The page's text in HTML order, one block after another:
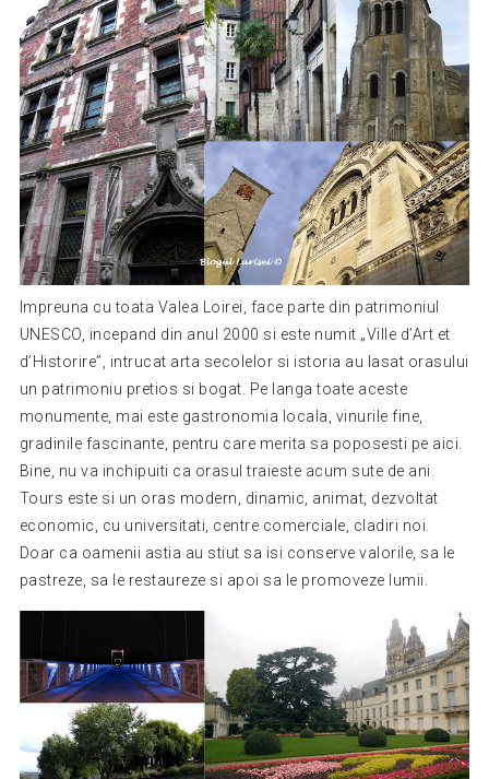
Impreuna cu toata Valea Loirei, face parte din patrimoniul
UNESCO, incepand din anul 2000 si este numit „Ville d’Art et
d’Historire”, intrucat arta secolelor si istoria au lasat orasului
un patrimoniu pretios si bogat. Pe langa toate aceste
monumente, mai este gastronomia locala, vinurile fine,
gradinile fascinante, pentru care merita sa poposesti pe aici.
Bine, nu va inchipuiti ca orasul traieste acum sute de ani.
Tours este si un oras modern, dinamic, animat, dezvoltat
economic, cu universitati, centre comerciale, cladiri noi.
Doar ca oamenii astia au stiut sa isi conserve valorile, sa le
pastreze, sa le restaureze si apoi sa le promoveze lumii.